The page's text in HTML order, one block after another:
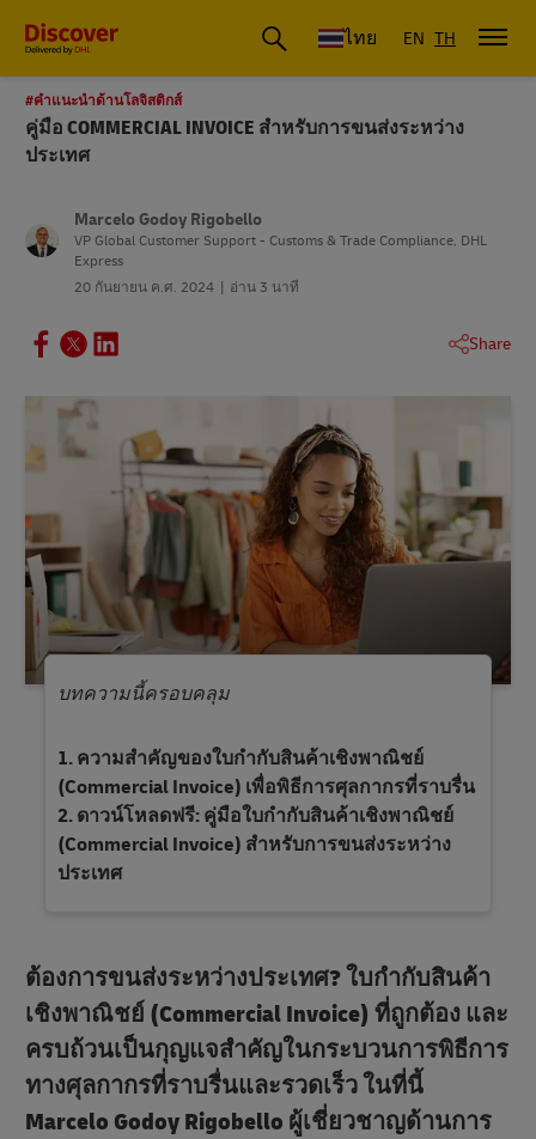
ดีเอชแอล ประเทศไทย ไทย EN TH
#คําแนะนําด้านโลจิสติกส์
คู่มือ COMMERCIAL INVOICE สำหรับการขนส่งระหว่าง
ประเทศ
Marcelo Godoy Rigobello
VP Global Customer Support - Customs & Trade Compliance, DHL
Express
20 กันยายน ค.ศ. 2024
อ่าน 3 นาที
Share
บทความนี้ครอบคลุม
ความสําคัญของใบกํากับสินค้าเชิงพาณิชย์
(Commercial Invoice) เพื่อพิธีการศุลกากรที่ราบรื่น
ดาวน์โหลดฟรี: คู่มือใบกํากับสินค้าเชิงพาณิชย์
(Commercial Invoice) สําหรับการขนส่งระหว่าง
ประเทศ
ต้องการขนส่งระหว่างประเทศ? ใบกํากับสินค้า
เชิงพาณิชย์ (Commercial Invoice) ที่ถูกต้อง และ
ครบถ้วนเป็นกุญแจสําคัญในกระบวนการพิธีการ
ทางศุลกากรที่ราบรื่นและรวดเร็ว ในที่นี้
Marcelo Godoy Rigobello ผู้เชี่ยวชาญด้านการ